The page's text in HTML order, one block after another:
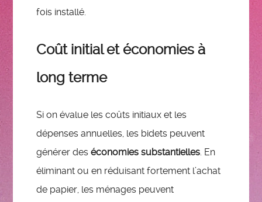
fois installé.
Coût initial et économies à
long terme
Si on évalue les coûts initiaux et les
dépenses annuelles, les bidets peuvent
générer deséconomies substantielles. En
éliminant ou en réduisant fortement l’achat
de papier, les ménages peuvent